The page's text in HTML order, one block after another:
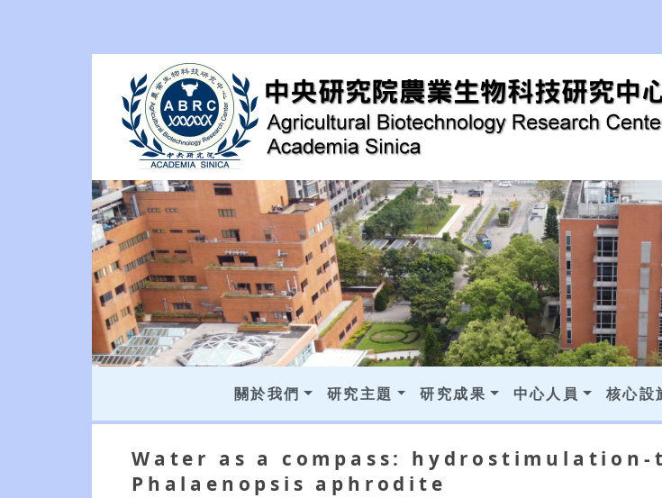
關於我們 研究主題 研究成果 中心人員 核心設
Water as a compass:
Phalaenopsis aphrodite